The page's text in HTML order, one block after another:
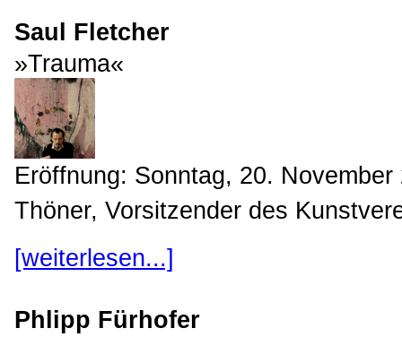
Saul Fletcher
»Trauma«
Eröffnung: Sonntag, 20.
Thöner, Vorsitzender des
[weiterlesen...]
Phlipp Fürhofer